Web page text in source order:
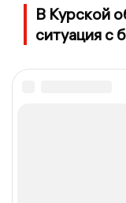
В Курской
ситуация с